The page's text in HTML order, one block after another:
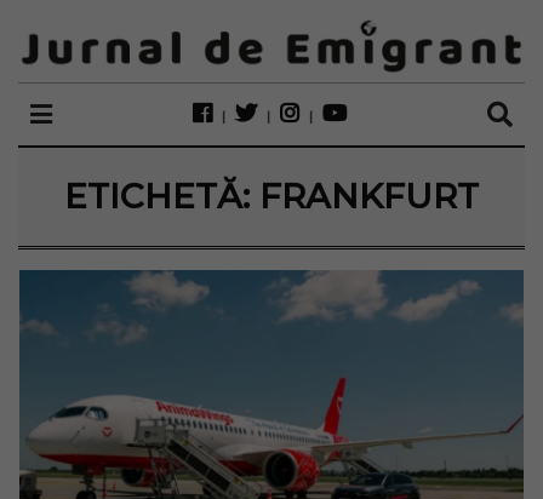
ETICHETĂ: FRANKFURT